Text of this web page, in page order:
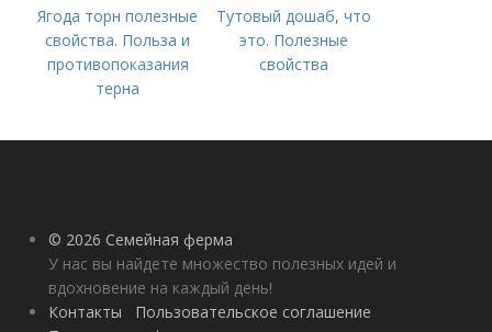
Ягода торн полезные
свойства. Польза и
противопоказания
терна
Тутовый дошаб, что
это. Полезные
свойства
© 2026 Семейная ферма
У нас вы найдете множество полезных идей и
вдохновение на каждый день!
Контакты
Пользовательское соглашение